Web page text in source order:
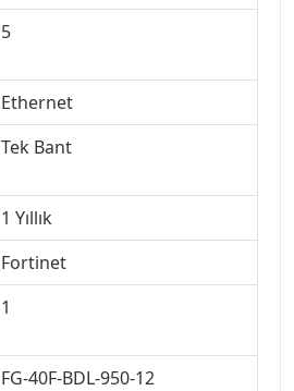
5
Ethernet
Tek Bant
1 Yıllık
Fortinet
1
FG-40F-BDL-950-12